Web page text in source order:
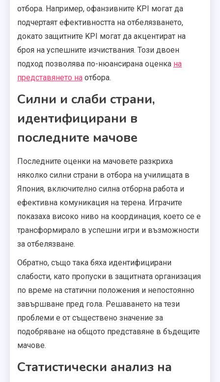
отбора. Например, офанзивните KPI могат да
подчертаят ефективността на отбелязването,
докато защитните KPI могат да акцентират на
броя на успешните изчиствания. Този двоен
подход позволява по-нюансирана оценка на
представянето на отбора.
Силни и слаби страни,
идентифицирани в
последните мачове
Последните оценки на мачовете разкриха
няколко силни страни в отбора на училищата в
Япония, включително силна отборна работа и
ефективна комуникация на терена. Играчите
показаха високо ниво на координация, което се е
трансформирало в успешни игри и възможности
за отбелязване.
Обратно, също така бяха идентифицирани
слабости, като пропуски в защитната организация
по време на статични положения и непостоянно
завършване пред гола. Решаването на тези
проблеми е от съществено значение за
подобряване на общото представяне в бъдещите
мачове.
Статистически анализ на